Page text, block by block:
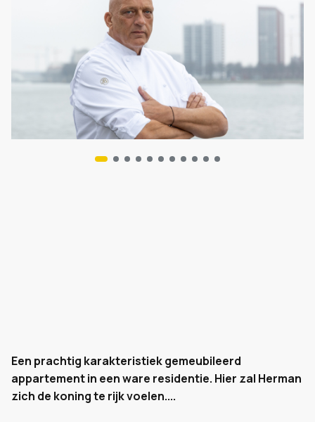
Een prachtig karakteristiek gemeubileerd
appartement in een ware residentie. Hier zal Herman
zich de koning te rijk voelen....